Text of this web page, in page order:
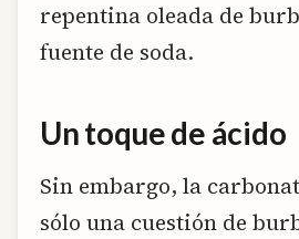
repentina oleada de
fuente de soda.
Un toque de ácido
Sin embargo, la
sólo una cuestión de